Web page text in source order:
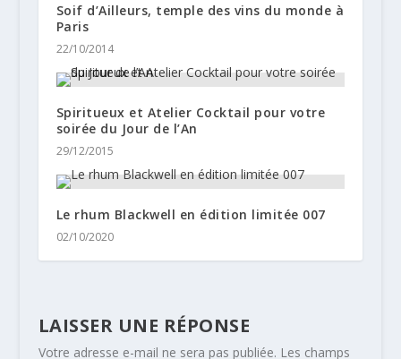
Soif d’Ailleurs, temple des vins du monde à
Paris
22/10/2014
Spiritueux et Atelier Cocktail pour votre
soirée du Jour de l’An
29/12/2015
Le rhum Blackwell en édition limitée 007
02/10/2020
LAISSER UNE RÉPONSE
Votre adresse e-mail ne sera pas publiée. Les champs